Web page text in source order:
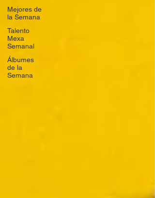
Mejores de
la Semana
Talento
Mexa
Semanal
Álbumes
de la
Semana